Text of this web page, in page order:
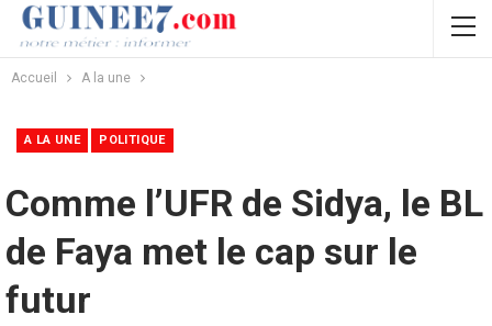
Accueil A la une
A LA UNE POLITIQUE
Comme l’UFR de Sidya, le BL
de Faya met le cap sur le
futur